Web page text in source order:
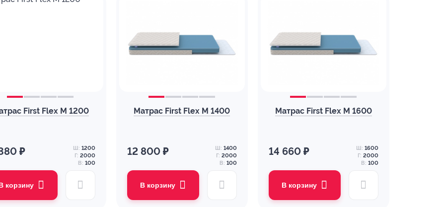
First Flex M 1200
₽ Ш: 1200
Г: 2000
В: 100
корзину
Матрас First Flex M 1400
12 800 ₽ Ш: 1400
Г: 2000
В: 100
В корзину
Матрас First Flex M 1600
14 660 ₽ Ш: 1600
Г: 2000
В: 100
В корзину